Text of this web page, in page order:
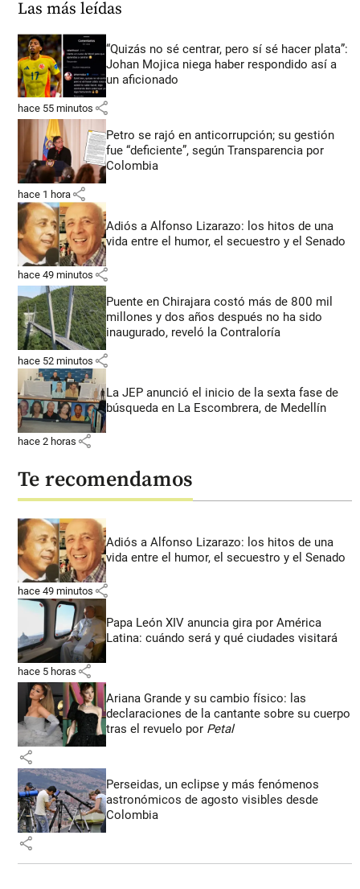
Las más leídas
“Quizás no sé centrar, pero sí sé hacer plata”:
Johan Mojica niega haber respondido así a
un aficionado
hace 55 minutos share
Petro se rajó en anticorrupción; su gestión
fue “deficiente”, según Transparencia por
Colombia
hace 1 hora share
Adiós a Alfonso Lizarazo: los hitos de una
vida entre el humor, el secuestro y el Senado
hace 49 minutos share
Puente en Chirajara costó más de 800 mil
millones y dos años después no ha sido
inaugurado, reveló la Contraloría
hace 52 minutos share
La JEP anunció el inicio de la sexta fase de
búsqueda en La Escombrera, de Medellín
hace 2 horas share
Te recomendamos
Adiós a Alfonso Lizarazo: los hitos de una
vida entre el humor, el secuestro y el Senado
hace 49 minutos share
Papa León XIV anuncia gira por América
Latina: cuándo será y qué ciudades visitará
hace 5 horas share
Ariana Grande y su cambio físico: las
declaraciones de la cantante sobre su cuerpo
tras el revuelo por Petal
share
Perseidas, un eclipse y más fenómenos
astronómicos de agosto visibles desde
Colombia
share